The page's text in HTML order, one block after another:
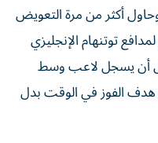
وحاول أكثر من مرة التعويض
توتنهام الإنجليزي
أن يسجل لاعب وسط
هدف الفوز في الوقت بدل